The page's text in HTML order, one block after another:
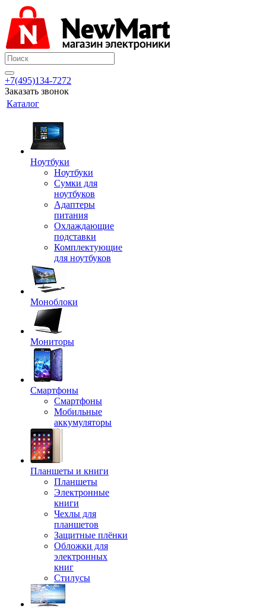
+7(495)134-7272
Заказать звонок
Каталог
Ноутбуки
Ноутбуки
Сумки для
ноутбуков
Адаптеры
питания
Охлаждающие
подставки
Комплектующие
для ноутбуков
Моноблоки
Мониторы
Смартфоны
Смартфоны
Мобильные
аккумуляторы
Планшеты и книги
Планшеты
Электронные
книги
Чехлы для
планшетов
Защитные плёнки
Обложки для
электронных
книг
Стилусы